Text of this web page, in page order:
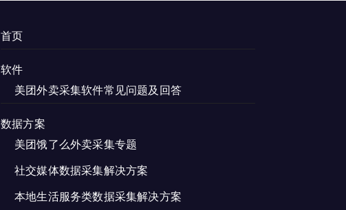
首页
软件
美团外卖采集软件常见问题及回答
数据方案
美团饿了么外卖采集专题
社交媒体数据采集解决方案
本地生活服务类数据采集解决方案